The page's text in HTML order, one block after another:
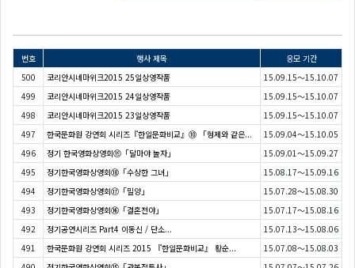
번호 행사 제목
응모 기간
500
코리안시네마위크2015 25일상영작품
15.09.15～15.10.07
499
코리안시네마위크2015 24일상영작품
15.09.15～15.10.07
498
코리안시네마위크2015 23일상영작품
15.09.15～15.10.07
497
한국문화원 강연회 시리즈『한일문화비교』⑩ 「형제와 같은...
15.09.04～15.10.05
496
정기 한국영화상영회⑲「달마야 놀자」
15.09.01～15.09.27
495
정기한국영화상영회⑱「수상한 그녀」
15.08.17～15.09.16
494
정기한국영화상영회⑰「밀양」
15.07.28～15.08.30
493
정기한국영화상영회⑯「결혼전야」
15.07.17～15.08.16
492
정기공연시리즈 Part4 이동신 / 단소...
15.07.13～15.08.06
491
한국문화원 강연회 시리즈 2015 『한일문화비교』 황순...
15.07.08～15.08.03